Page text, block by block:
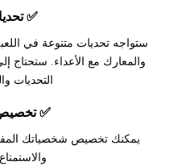
✅
ستواجه تحديات متنوعة في
والمعارك مع الأعداء. ستحتاج
التحديات
✅